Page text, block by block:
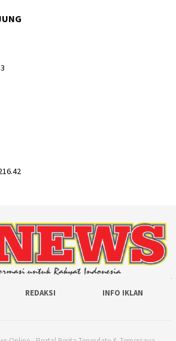
REDAKSI INFO IKLAN